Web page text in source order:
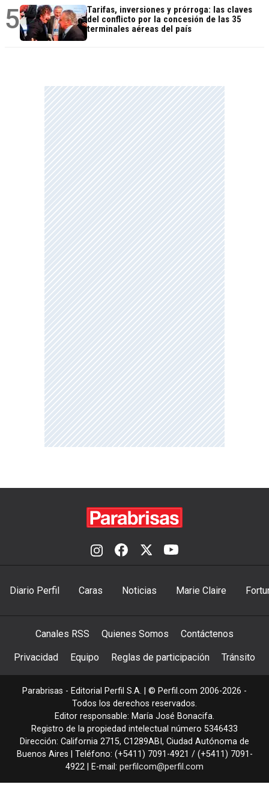
5
Tarifas, inversiones y prórroga: las claves
del conflicto por la concesión de las 35
terminales aéreas del país
Diario Perfil Caras Noticias Marie Claire
Canales RSS Quienes Somos Contáctenos
Privacidad Equipo Reglas de participación Tránsito
Parabrisas - Editorial Perfil S.A. | © Perfil.com 2006-2026 -
Todos los derechos reservados.
Editor responsable: María José Bonacifa.
Registro de la propiedad intelectual número 5346433
Dirección: California 2715, C1289ABI , Ciudad Autónoma de
Buenos Aires | Teléfono: (+5411) 7091-4921 / (+5411) 7091-
4922 | E-mail: perfilcom@perfil.com